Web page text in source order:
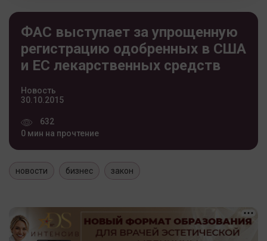
ФАС выступает за упрощенную
регистрацию одобренных в США
и ЕС лекарственных средств
Новость
30.10.2015
632
0 мин на прочтение
новости бизнес закон